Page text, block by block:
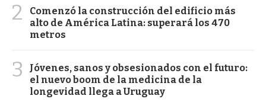
2
Comenzó la construcción del edificio más
alto de América Latina: superará los 470
metros
3
Jóvenes, sanos y obsesionados con el futuro:
el nuevo boom de la medicina de la
longevidad llega a Uruguay